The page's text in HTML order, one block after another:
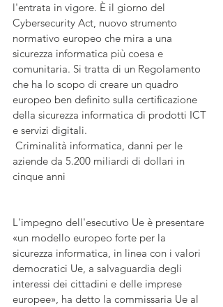
l'entrata in vigore. È il giorno del
Cybersecurity Act, nuovo strumento
normativo europeo che mira a una
sicurezza informatica più coesa e
comunitaria. Si tratta di un Regolamento
che ha lo scopo di creare un quadro
europeo ben definito sulla certificazione
della sicurezza informatica di prodotti ICT
e servizi digitali.
aziende da 5.200 miliardi di dollari in
cinque anni
L'impegno dell'esecutivo Ue è presentare
«un modello europeo forte per la
sicurezza informatica, in linea con i valori
democratici Ue, a salvaguardia degli
interessi dei cittadini e delle imprese
europee», ha detto la commissaria Ue al